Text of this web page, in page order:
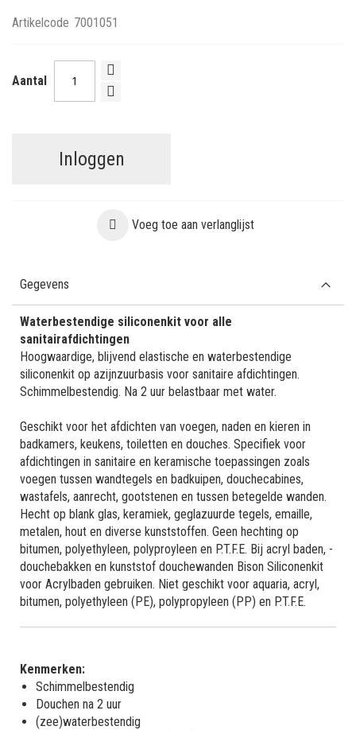
Artikelcode 7001051
Aantal
Inloggen
Voeg toe aan verlanglijst
Gegevens
Waterbestendige siliconenkit voor alle
sanitairafdichtingen
Hoogwaardige, blijvend elastische en waterbestendige
siliconenkit op azijnzuurbasis voor sanitaire afdichtingen.
Schimmelbestendig. Na 2 uur belastbaar met water.
Geschikt voor het afdichten van voegen, naden en kieren in
badkamers, keukens, toiletten en douches. Specifiek voor
afdichtingen in sanitaire en keramische toepassingen zoals
voegen tussen wandtegels en badkuipen, douchecabines,
wastafels, aanrecht, gootstenen en tussen betegelde wanden.
Hecht op blank glas, keramiek, geglazuurde tegels, emaille,
metalen, hout en diverse kunststoffen. Geen hechting op
bitumen, polyethyleen, polyproyleen en P.T.F.E. Bij acryl baden, -
douchebakken en kunststof douchewanden Bison Siliconenkit
voor Acrylbaden gebruiken. Niet geschikt voor aquaria, acryl,
bitumen, polyethyleen (PE), polypropyleen (PP) en P.T.F.E.
Kenmerken:
Schimmelbestendig
Douchen na 2 uur
(zee)waterbestendig